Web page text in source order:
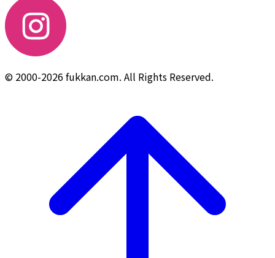
© 2000-2026 fukkan.com. All Rights Reserved.